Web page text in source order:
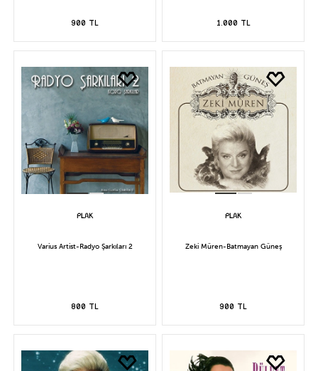
900 TL 1.000 TL
Varius Artist-Radyo Şarkıları 2
800 TL
Zeki Müren-Batmayan Güneş
900 TL